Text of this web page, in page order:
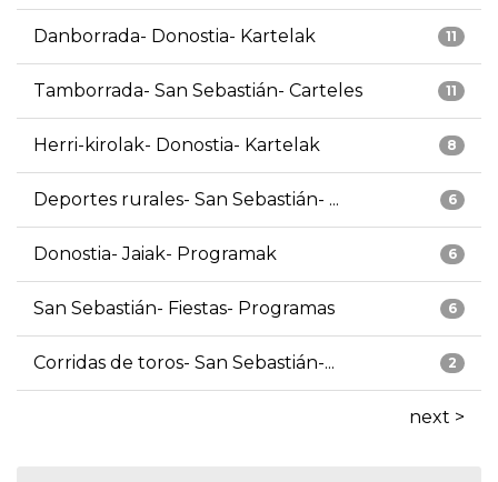
11
Danborrada- Donostia- Kartelak
11
Tamborrada- San Sebastián- Carteles
8
Herri-kirolak- Donostia- Kartelak
6
Deportes rurales- San Sebastián- ...
6
Donostia- Jaiak- Programak
6
San Sebastián- Fiestas- Programas
2
Corridas de toros- San Sebastián-...
next >